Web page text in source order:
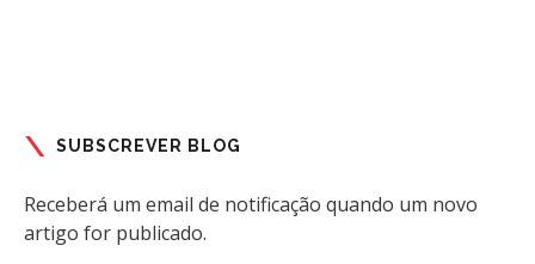
SUBSCREVER BLOG
Receberá um email de notificação quando um novo
artigo for publicado.